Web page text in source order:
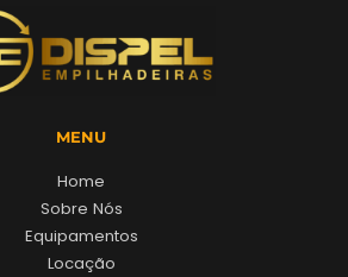
MENU
Home
Sobre Nós
Equipamentos
Locação